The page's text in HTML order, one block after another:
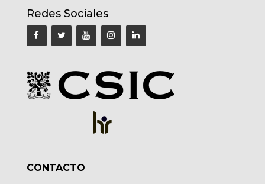
Redes Sociales
CONTACTO